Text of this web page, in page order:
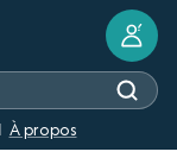
À propos
?